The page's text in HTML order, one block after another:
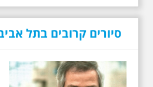
סיורים קרובים בתל
19.6.2026 יום שישי
בבוקר בשעה 10:00 -
לרגל עשור לפטירתו -
אריק איינשטיין סיור
מיוחד בעקבות חייו
ושיריוו - עטור מצחך זהב